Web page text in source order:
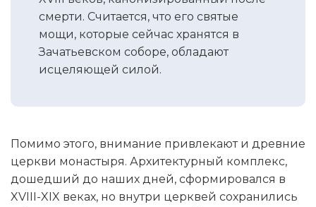
смерти. Считается, что его святые
мощи, которые сейчас хранятся в
Зачатьевском соборе, обладают
исцеляющей силой.
Помимо этого, внимание привлекают и древние
церкви монастыря. Архитектурный комплекс,
дошедший до наших дней, сформировался в
XVIII-XIX веках, но внутри церквей сохранились